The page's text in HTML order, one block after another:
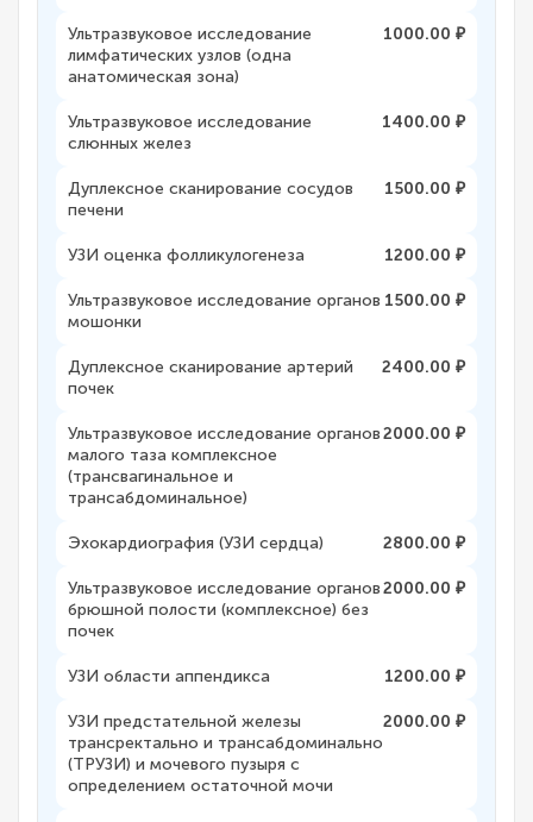
Ультразвуковое исследование
лимфатических узлов (одна
анатомическая зона)
1000.00 ₽
Ультразвуковое исследование
слюнных желез
1400.00 ₽
Дуплексное сканирование сосудов
печени
1500.00 ₽
УЗИ оценка фолликулогенеза 1200.00 ₽
Ультразвуковое исследование органов
мошонки
1500.00 ₽
Дуплексное сканирование артерий
почек
2400.00 ₽
Ультразвуковое исследование органов
малого таза комплексное
(трансвагинальное и
трансабдоминальное)
2000.00 ₽
Эхокардиография (УЗИ сердца) 2800.00 ₽
Ультразвуковое исследование органов
брюшной полости (комплексное) без
почек
2000.00 ₽
УЗИ области аппендикса 1200.00 ₽
УЗИ предстательной железы
трансректально и трансабдоминально
(ТРУЗИ) и мочевого пузыря с
определением остаточной мочи
2000.00 ₽